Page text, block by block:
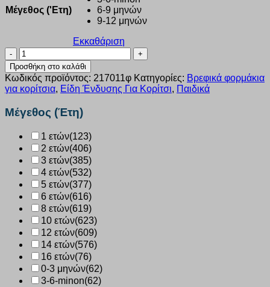
Μέγεθος ('Ετη)
6-9 μηνών
9-12 μηνών
Εκκαθάριση
Φορμάκι
βεβε
κορίτσι
DREAMS
"hang
there"
217011
ποσότητα
Προσθήκη στο καλάθι
Κωδικός προϊόντος: 217011φ Κατηγορίες: Βρεφικά φορμάκια
για κορίτσια, Είδη Ένδυσης Για Κορίτσι, Παιδικά
Μέγεθος (Έτη)
1 ετών(123)
2 ετών(406)
3 ετών(385)
4 ετών(532)
5 ετών(377)
6 ετών(616)
8 ετών(619)
10 ετών(623)
12 ετών(609)
14 ετών(576)
16 ετών(76)
0-3 μηνών(62)
3-6-minon(62)